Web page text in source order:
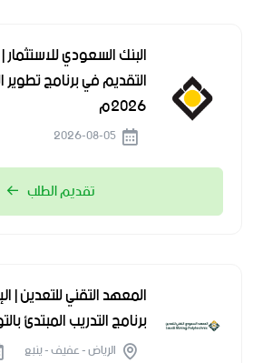
البنك السعودي
التقديم في برنامج تطوير
2026م
تقديم الطلب
المعهد التقني للتعدين |
برنامج التدريب المبتدئ
الرياض - عفيف - ينبع